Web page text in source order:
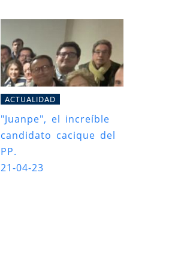
ACTUALIDAD
"Juanpe", el increíble
candidato cacique del
PP.
21-04-23